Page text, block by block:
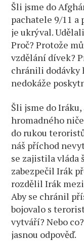
Šli jsme do
pachatele 9/11
je ukrýval.
Proč? Protože
vzdělání dívek?
chránili dodávky
nedokáže
Šli jsme do
hromadného
do rukou
náš příchod
se zajistila vláda
zabezpečil Irák
rozdělil Irák
Aby se chránil
bojovalo s
vytváří? Nebo
jasnou odpověď.